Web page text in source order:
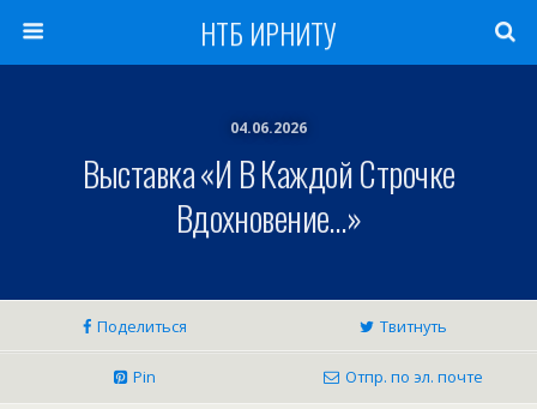
НТБ ИРНИТУ
04.06.2026
Выставка «И В Каждой Строчке
Вдохновение…»
Поделиться Твитнуть
Pin Отпр. по эл. почте